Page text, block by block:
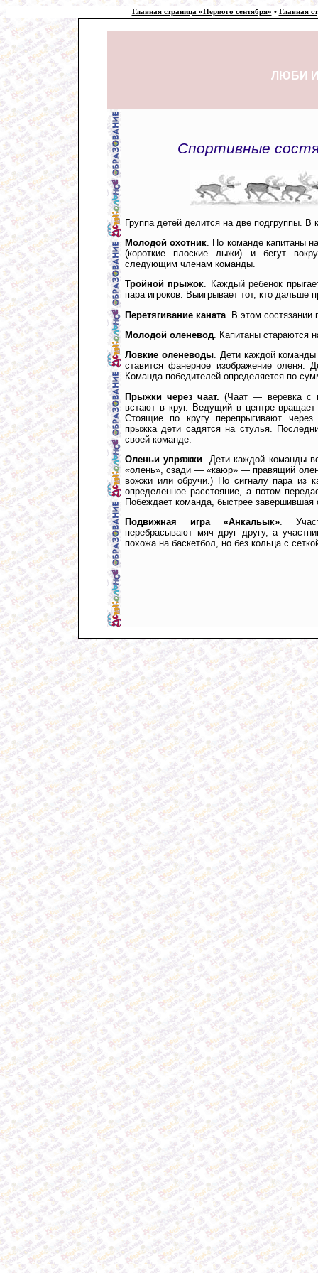
Главная страница «Первого сентября» • Главная
ЛЮБИ
Спортивные
Группа детей делится на две подгруппы. В
Молодой охотник. По команде капитаны
(короткие плоские лыжи) и бегут
следующим членам команды.
Тройной прыжок. Каждый ребенок
пара игроков. Выигрывает тот, кто дальше
Перетягивание каната . В этом
Молодой оленевод. Капитаны стараются
Ловкие оленеводы. Дети каждой команды
ставится фанерное изображение оленя.
Команда победителей определяется по
Прыжки через чаат. (Чаат — веревка с
встают в круг. Ведущий в центре
Стоящие по кругу перепрыгивают через
прыжка дети садятся на стулья.
своей команде.
Оленьи упряжки. Дети каждой команды
«олень», сзади — «каюр» — правящий
вожжи или обручи.) По сигналу пара из
определенное расстояние, а потом
Побеждает команда, быстрее завершившая
Подвижная игра «Анкальык».
перебрасывают мяч друг другу, а
похожа на баскетбол, но без кольца с